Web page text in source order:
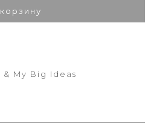
& My Big Ideas